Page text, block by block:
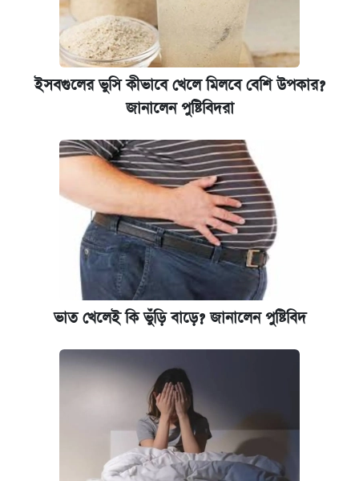
ইসবগুলের ভুসি কীভাবে খেলে মিলবে বেশি উপকার?
জানালেন পুষ্টিবিদরা
ভাত খেলেই কি ভুঁড়ি বাড়ে? জানালেন পুষ্টিবিদ